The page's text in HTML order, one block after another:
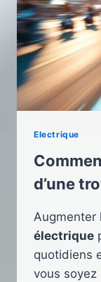
Electrique
d’une
Augmenter
électrique
quotidiens
vous soyez